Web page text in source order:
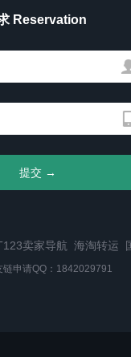
Reservation
卖家导航 海淘转运
链申请QQ：1842029791